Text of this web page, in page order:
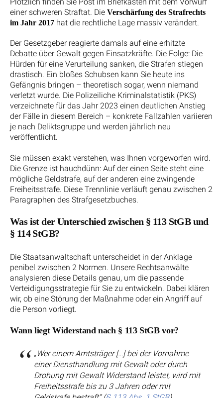
einer schweren Straftat. Die Verschärfung des Strafrechts
im Jahr 2017 hat die rechtliche Lage massiv verändert.
Der Gesetzgeber reagierte damals auf eine erhitzte
Debatte über Gewalt gegen Einsatzkräfte. Die Folge: Die
Hürden für eine Verurteilung sanken, die Strafen stiegen
drastisch. Ein bloßes Schubsen kann Sie heute ins
Gefängnis bringen – theoretisch sogar, wenn niemand
verletzt wurde. Die Polizeiliche Kriminalstatistik (PKS)
verzeichnete für das Jahr 2023 einen deutlichen Anstieg
der Fälle in diesem Bereich – konkrete Fallzahlen variieren
je nach Deliktsgruppe und werden jährlich neu
veröffentlicht.
Sie müssen exakt verstehen, was Ihnen vorgeworfen wird.
Die Grenze ist hauchdünn: Auf der einen Seite steht eine
mögliche Geldstrafe, auf der anderen eine zwingende
Freiheitsstrafe. Diese Trennlinie verläuft genau zwischen 2
Paragraphen des Strafgesetzbuches.
Was ist der Unterschied zwischen § 113 StGB und
§ 114 StGB?
Die Staatsanwaltschaft unterscheidet in der Anklage
penibel zwischen 2 Normen. Unsere Rechtsanwälte
analysieren diese Details genau, um die passende
Verteidigungsstrategie für Sie zu entwickeln. Dabei klären
wir, ob eine Störung der Maßnahme oder ein Angriff auf
die Person vorliegt.
Wann liegt Widerstand nach § 113 StGB vor?
„Wer einem Amtsträger […] bei der Vornahme
einer Diensthandlung mit Gewalt oder durch
Drohung mit Gewalt Widerstand leistet, wird mit
Freiheitsstrafe bis zu 3 Jahren oder mit